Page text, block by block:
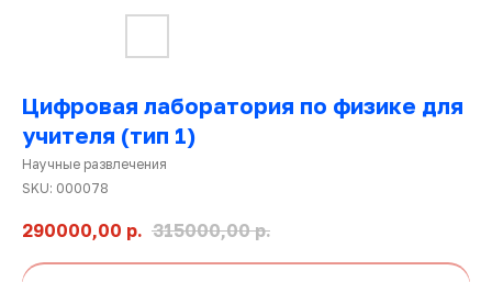
Цифровая лаборатория по физике для
учителя (тип 1)
Научные развлечения
SKU: 000078
290000,00 р. 315000,00 р.